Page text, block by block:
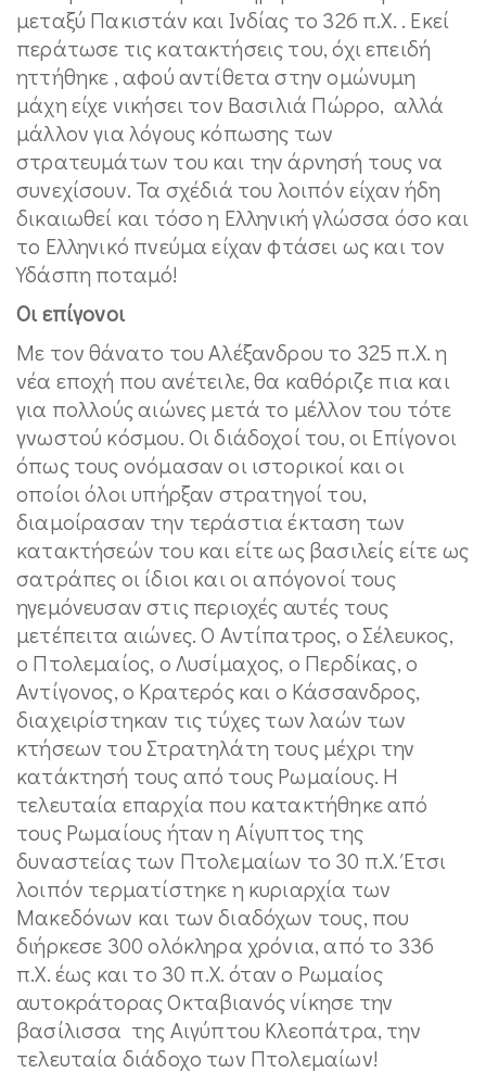
μεταξύ Πακιστάν και Ινδίας το 326 π.Χ. . Εκεί
περάτωσε τις κατακτήσεις του, όχι επειδή
ηττήθηκε , αφού αντίθετα στην ομώνυμη
μάχη είχε νικήσει τον Βασιλιά Πώρρο, αλλά
μάλλον για λόγους κόπωσης των
στρατευμάτων του και την άρνησή τους να
συνεχίσουν. Τα σχέδιά του λοιπόν είχαν ήδη
δικαιωθεί και τόσο η Ελληνική γλώσσα όσο και
το Ελληνικό πνεύμα είχαν φτάσει ως και τον
Υδάσπη ποταμό!
Οι επίγονοι
Με τον θάνατο του Αλέξανδρου το 325 π.Χ. η
νέα εποχή που ανέτειλε, θα καθόριζε πια και
για πολλούς αιώνες μετά το μέλλον του τότε
γνωστού κόσμου. Οι διάδοχοί του, οι Επίγονοι
όπως τους ονόμασαν οι ιστορικοί και οι
οποίοι όλοι υπήρξαν στρατηγοί του,
διαμοίρασαν την τεράστια έκταση των
κατακτήσεών του και είτε ως βασιλείς είτε ως
σατράπες οι ίδιοι και οι απόγονοί τους
ηγεμόνευσαν στις περιοχές αυτές τους
μετέπειτα αιώνες. Ο Αντίπατρος, ο Σέλευκος,
ο Πτολεμαίος, ο Λυσίμαχος, ο Περδίκας, ο
Αντίγονος, ο Κρατερός και ο Κάσσανδρος,
διαχειρίστηκαν τις τύχες των λαών των
κτήσεων του Στρατηλάτη τους μέχρι την
κατάκτησή τους από τους Ρωμαίους. Η
τελευταία επαρχία που κατακτήθηκε από
τους Ρωμαίους ήταν η Αίγυπτος της
δυναστείας των Πτολεμαίων το 30 π.Χ. Έτσι
λοιπόν τερματίστηκε η κυριαρχία των
Μακεδόνων και των διαδόχων τους, που
διήρκεσε 300 ολόκληρα χρόνια, από το 336
π.Χ. έως και το 30 π.Χ. όταν ο Ρωμαίος
αυτοκράτορας Οκταβιανός νίκησε την
βασίλισσα της Αιγύπτου Κλεοπάτρα, την
τελευταία διάδοχο των Πτολεμαίων!